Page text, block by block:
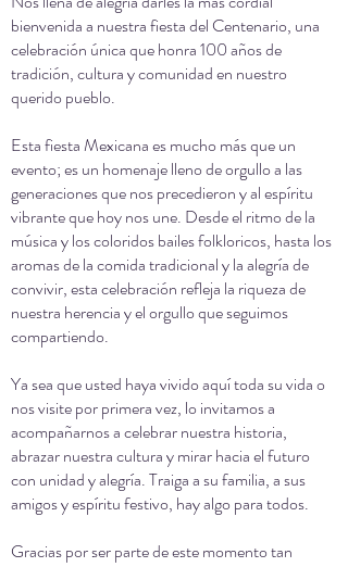
bienvenida a nuestra fiesta del Centenario, una
celebración única que honra 100 años de
tradición, cultura y comunidad en nuestro
querido pueblo.
Esta fiesta Mexicana es mucho más que un
evento; es un homenaje lleno de orgullo a las
generaciones que nos precedieron y al espíritu
vibrante que hoy nos une. Desde el ritmo de la
música y los coloridos bailes folkloricos, hasta los
aromas de la comida tradicional y la alegría de
convivir, esta celebración refleja la riqueza de
nuestra herencia y el orgullo que seguimos
compartiendo.
Ya sea que usted haya vivido aquí toda su vida o
nos visite por primera vez, lo invitamos a
acompañarnos a celebrar nuestra historia,
abrazar nuestra cultura y mirar hacia el futuro
con unidad y alegría. Traiga a su familia, a sus
amigos y espíritu festivo, hay algo para todos.
Gracias por ser parte de este momento tan